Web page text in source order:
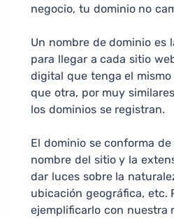
negocio, tu dominio no
Un nombre de dominio es
para llegar a cada sitio
digital que tenga el
que otra, por muy
los dominios se registran.
El dominio se conforma
nombre del sitio y la
dar luces sobre la
ubicación geográfica, etc.
ejemplificarlo con nuestra